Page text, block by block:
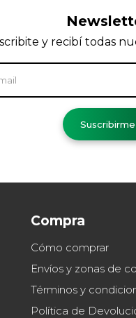
Compra
Cómo comprar
Envíos y zonas de
Términos y
Política de
y recibí todas
Suscribirme